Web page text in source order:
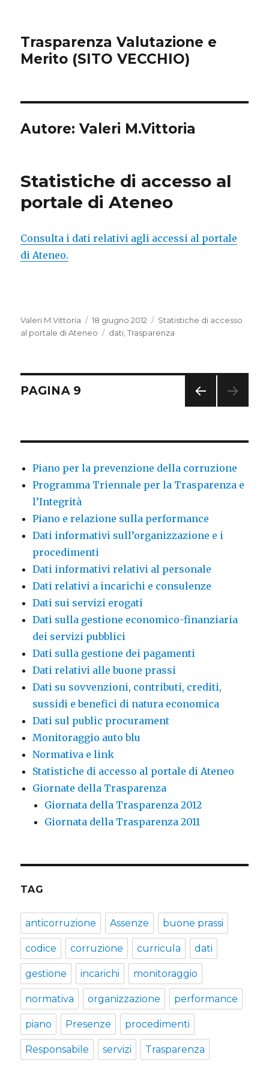
Trasparenza Valutazione e
Merito (SITO VECCHIO)
Autore:Valeri M.Vittoria
Statistiche di accesso al
portale di Ateneo
Consulta i dati relativi agli accessi al portale
di Ateneo.
Autore
Valeri M.Vittoria
Pubblicato
il
18 giugno 2012 Categorie
Statistiche di accesso
al portale di Ateneo
Tag
dati ,Trasparenza
Navigazione
EDE
PAGINA 9
Piano per la prevenzione della corruzione
Programma Triennale per la Trasparenza e
l’Integrità
Piano e relazione sulla performance
Dati informativi sull’organizzazione e i
procedimenti
Dati informativi relativi al personale
Dati relativi a incarichi e consulenze
Dati sui servizi erogati
Dati sulla gestione economico-finanziaria
dei servizi pubblici
Dati sulla gestione dei pagamenti
Dati relativi alle buone prassi
Dati su sovvenzioni, contributi, crediti,
sussidi e benefici di natura economica
Dati sul public procurament
Monitoraggio auto blu
Normativa e link
Statistiche di accesso al portale di Ateneo
Giornate della Trasparenza
Giornata della Trasparenza 2012
Giornata della Trasparenza 2011
TAG
anticorruzione Assenze buone prassi
codice corruzione curricula dati
gestione incarichi monitoraggio
normativa organizzazione performance
piano Presenze procedimenti
Responsabile servizi Trasparenza